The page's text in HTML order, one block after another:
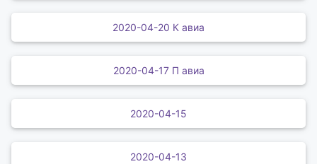
2020-04-20 К авиа
2020-04-17 П авиа
2020-04-15
2020-04-13